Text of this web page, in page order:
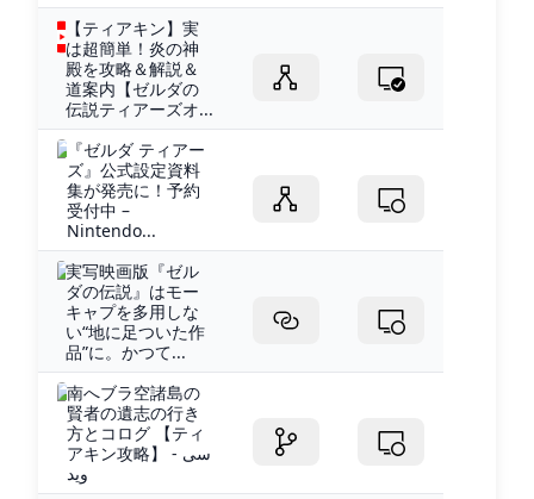
【ティアキン】実
は超簡単！炎の神
殿を攻略＆解説＆
道案内【ゼルダの
伝説ティアーズオ...
『ゼルダ ティアー
ズ』公式設定資料
集が発売に！予約
受付中 –
Nintendo...
実写映画版『ゼル
ダの伝説』はモー
キャプを多用しな
い“地に足ついた作
品”に。かつて...
南へブラ空諸島の
賢者の遺志の行き
方とコログ 【ティ
アキン攻略】 - سی
وید